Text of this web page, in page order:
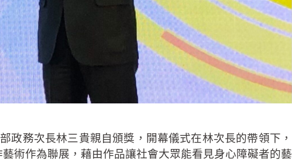
務次長林三貴親自頒獎，開幕儀式在林次長的帶領下，
術作為聯展，藉由作品讓社會大眾能看見身心障礙者的藝